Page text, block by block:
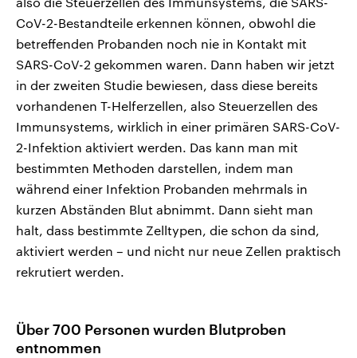
CoV-2-Bestandteile erkennen können, obwohl die
betreffenden Probanden noch nie in Kontakt mit
SARS-CoV-2 gekommen waren. Dann haben wir jetzt
in der zweiten Studie bewiesen, dass diese bereits
vorhandenen T-Helferzellen, also Steuerzellen des
Immunsystems, wirklich in einer primären SARS-CoV-
2-Infektion aktiviert werden. Das kann man mit
bestimmten Methoden darstellen, indem man
während einer Infektion Probanden mehrmals in
kurzen Abständen Blut abnimmt. Dann sieht man
halt, dass bestimmte Zelltypen, die schon da sind,
aktiviert werden – und nicht nur neue Zellen praktisch
rekrutiert werden.
Über 700 Personen wurden Blutproben
entnommen